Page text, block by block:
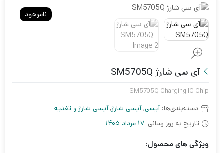
ناموجود
آی سی شارژ SM5705Q
SM5705Q Charging IC Chip
دسته‌بندی‌ها:آیسی,آیسی شارژ,آیسی شارژ و تغذیه
تاریخ به روز رسانی: 17 مرداد 1405
ویژگی های محصول: